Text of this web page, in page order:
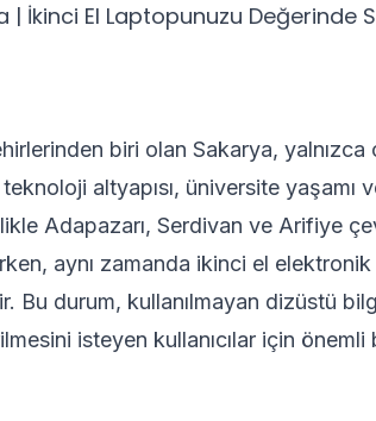
| İkinci El Laptopunuzu Değerinde
biri olan Sakarya,
altyapısı, üniversite yaşamı
Adapazarı, Serdivan ve Arifiye
aynı zamanda ikinci el elektronik
Bu durum, kullanılmayan dizüstü
isteyen kullanıcılar için önemli